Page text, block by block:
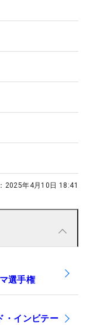
2025年4月10日 18:41
選手権
・インビテー